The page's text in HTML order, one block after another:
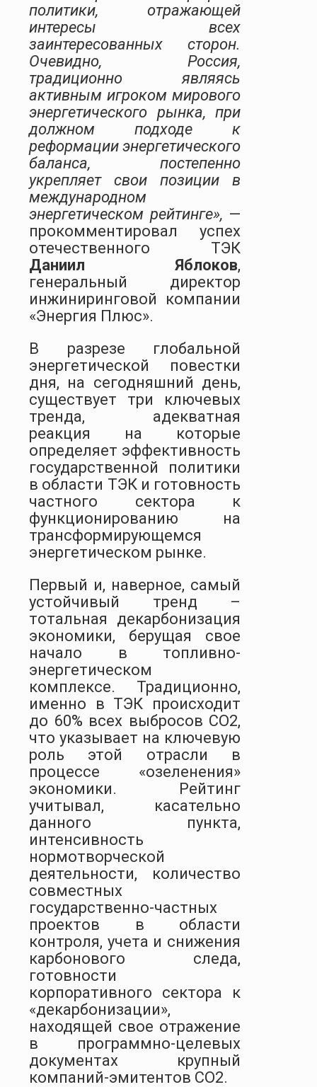
политики, отражающей
интересы всех
заинтересованных сторон.
Очевидно, Россия,
традиционно являясь
активным игроком мирового
энергетического рынка, при
должном подходе к
реформации энергетического
баланса, постепенно
укрепляет свои позиции в
международном
энергетическом рейтинге», —
прокомментировал успех
отечественного ТЭК
Даниил Яблоков,
генеральный директор
инжиниринговой компании
«Энергия Плюс».
В разрезе глобальной
энергетической повестки
дня, на сегодняшний день,
существует три ключевых
тренда, адекватная
реакция на которые
определяет эффективность
государственной политики
в области ТЭК и готовность
частного сектора к
функционированию на
трансформирующемся
энергетическом рынке.
Первый и, наверное, самый
устойчивый тренд –
тотальная декарбонизация
экономики, берущая свое
начало в топливно-
энергетическом
комплексе. Традиционно,
именно в ТЭК происходит
до 60% всех выбросов СО2,
что указывает на ключевую
роль этой отрасли в
процессе «озеленения»
экономики. Рейтинг
учитывал, касательно
данного пункта,
интенсивность
нормотворческой
деятельности, количество
совместных
государственно-частных
проектов в области
контроля, учета и снижения
карбонового следа,
готовности
корпоративного сектора к
«декарбонизации»,
находящей свое отражение
в программно-целевых
документах крупный
компаний-эмитентов СО2.